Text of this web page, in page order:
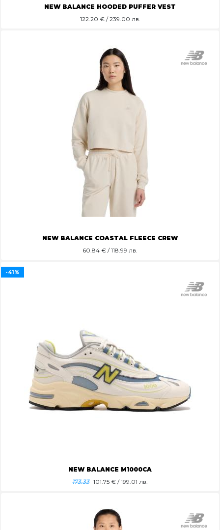
NEW BALANCE HOODED PUFFER VEST
122.20 € / 239.00 лв.
NEW BALANCE COASTAL FLEECE CREW
60.84 € / 118.99 лв.
NEW BALANCE M1000CA
173.33 101.75 € / 199.01 лв.
-41%